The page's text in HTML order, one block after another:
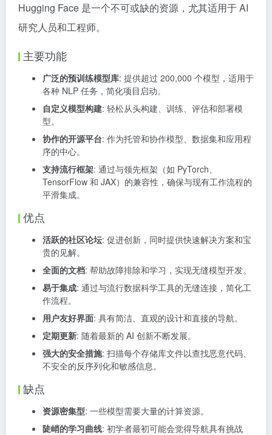
Hugging Face 是一个不可或缺的资源，尤其适用于 AI
研究人员和工程师。
主要功能
广泛的预训练模型库: 提供超过 200,000 个模型，适用于
各种 NLP 任务，简化项目启动。
自定义模型构建: 轻松从头构建、训练、评估和部署模
型。
协作的开源平台: 作为托管和协作模型、数据集和应用程
序的中心。
支持流行框架: 通过与领先框架（如 PyTorch、
TensorFlow 和 JAX）的兼容性，确保与现有工作流程的
平滑集成。
优点
活跃的社区论坛: 促进创新，同时提供快速解决方案和宝
贵的见解。
全面的文档: 帮助故障排除和学习，实现无缝模型开发。
易于集成: 通过与流行数据科学工具的无缝连接，简化工
作流程。
用户友好界面: 具有简洁、直观的设计和直接的导航。
定期更新: 随着最新的 AI 创新不断发展。
强大的安全措施: 扫描每个存储库文件以查找恶意代码、
不安全的反序列化和敏感信息。
缺点
资源密集型: 一些模型需要大量的计算资源。
陡峭的学习曲线: 初学者最初可能会觉得导航具有挑战